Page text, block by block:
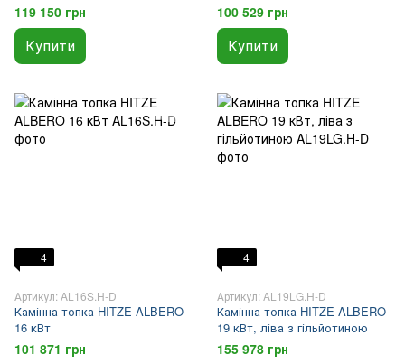
119 150 грн
Купити
100 529 грн
Купити
4
Артикул: AL16S.H-D
Камінна топка HITZE ALBERO
16 кВт
101 871 грн
4
Артикул: AL19LG.H-D
Камінна топка HITZE ALBERO
19 кВт, ліва з гільйотиною
155 978 грн